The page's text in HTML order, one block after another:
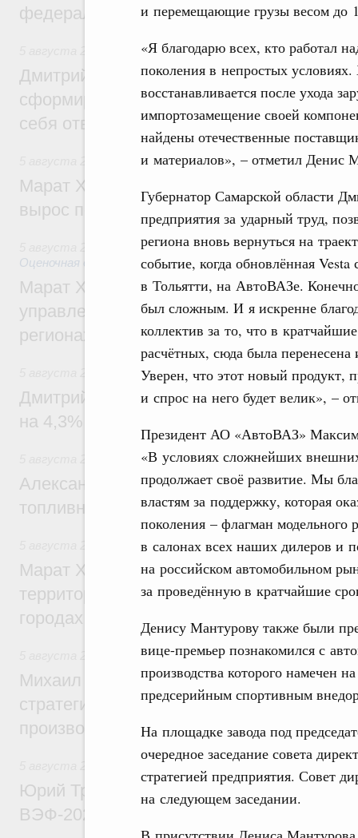
и перемещающие грузы весом до
«Я благодарю всех, кто работал
поколения в непростых
восстанавливается после ухода
импортозамещение своей
найдены отечественные
и материалов», – отметил Денис
Губернатор Самарской области
предприятия за ударный труд,
региона вновь вернуться на
событие, когда обновлённая
в Тольятти, на АвтоВАЗе.
был сложным. И я искренне
коллектив за то, что в
расчётных, сюда была
Уверен, что этот новый продукт,
и спрос на него будет велик», –
Президент АО «АвтоВАЗ»
«В условиях сложнейших
продолжает своё развитие. Мы
властям за поддержку, которая
поколения – флагман модельного
в салонах всех наших дилеров и
на российском автомобильном
за проведённую в кратчайшие
Денису Мантурову также были
вице-премьер познакомился с
производства которого намечен
предсерийным спортивным
На площадке завода под
очередное заседание совета
стратегией предприятия. Совет
на следующем заседании.
федеральном округе
Молодёжная политика
Дмитрий Чернышенко: Всемирный
сформировал целое сообщество людей,
себя ответственность за будущее
Национальный проект «Инфраструктура
Марат Хуснуллин: Ввод нежилых зданий
вырос почти на треть
Земельные отношения. Кадастровая
Оценочная деятельность
Марат Хуснуллин: По решению
управление «ДОМ.РФ» перейдёт более
регионах
Внутренний и въездной туризм
Дмитрий Чернышенко: Внутренний
на 4,3%, въездной – на 20,1%
Оборот бензина и дизельного топлива
Александр Новак провёл совещание по
топливном рынке
Жилищная политика, рынок жилья
Марат Хуснуллин: Первые проекты
территорий в Донбассе и Новороссии
городах ДНР
Вопросы производительности труда и
Михаил Мишустин дал поручения по
стратегической сессии, посвящённой
производительности труда
Общие вопросы развития ДФО
Юрий Трутнев: Опубликована
ВЭФ-2026